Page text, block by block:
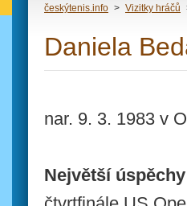
českýtenis.info > Vizitky hráčů
Daniela
nar. 9. 3. 1983 v
Největší